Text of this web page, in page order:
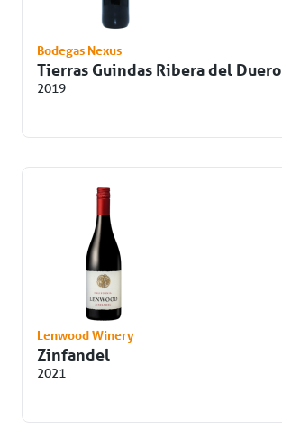
Bodegas Nexus
Tierras Guindas Ribera del Duero
2019
Lenwood Winery
Zinfandel
2021